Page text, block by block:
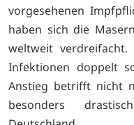
vorgesehenen
haben sich die
weltweit
Infektionen doppelt
Anstieg betrifft nicht
besonders